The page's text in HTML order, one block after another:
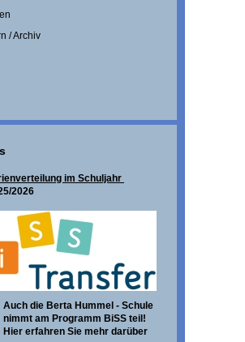
/ Archiv
im Schuljahr
2026
Auch die Berta Hummel - Schule
nimmt am Programm BiSS teil!
Hier erfahren Sie mehr darüber